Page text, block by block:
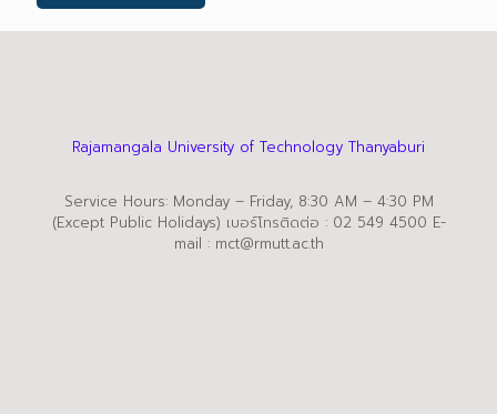
Rajamangala University of Technology Thanyaburi
Service Hours: Monday – Friday, 8:30 AM – 4:30 PM
(Except Public Holidays) เบอร์โทรติดต่อ : 02 549 4500 E-
mail : mct@rmutt.ac.th